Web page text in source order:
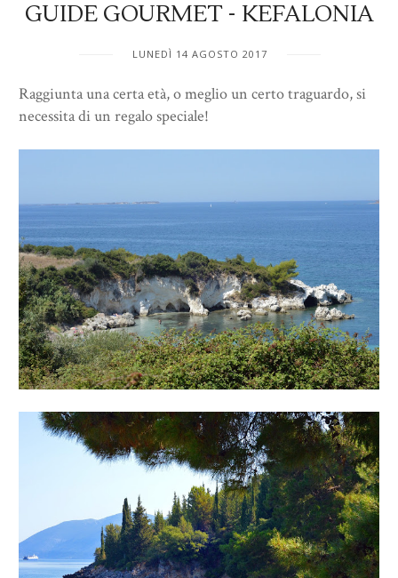
GUIDE GOURMET - KEFALONIA
LUNEDÌ 14 AGOSTO 2017
Raggiunta una certa età, o meglio un certo traguardo, si
necessita di un regalo speciale!